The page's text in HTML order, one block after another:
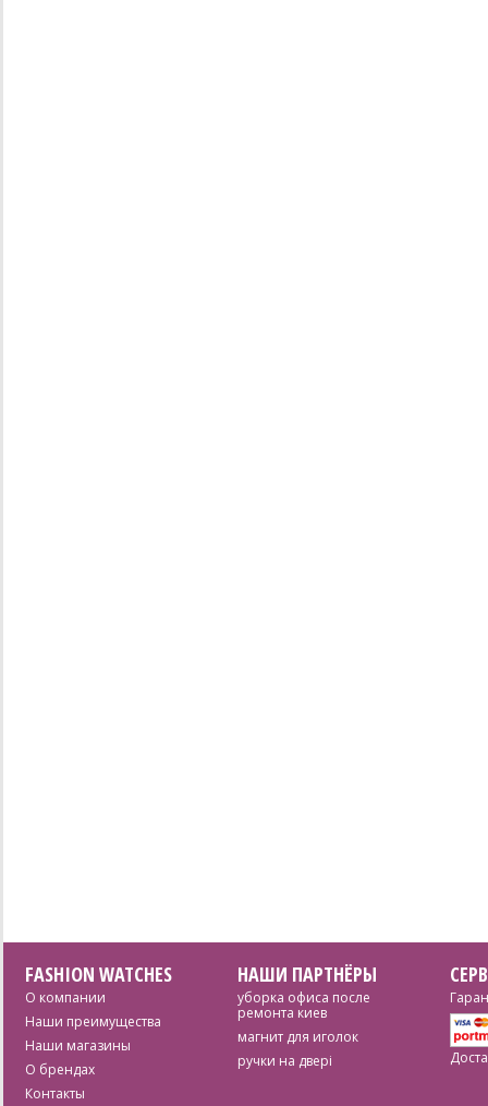
FASHION WATCHES
О компании
Наши преимущества
Наши магазины
О брендах
Контакты
НАШИ ПАРТНЁРЫ
уборка офиса после
ремонта киев
магнит для иголок
ручки на двері